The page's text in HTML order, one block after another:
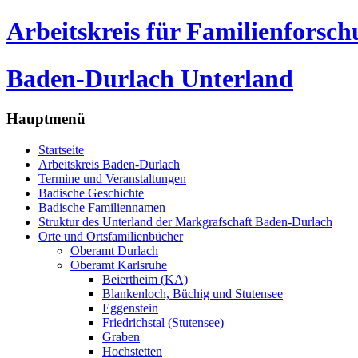
Arbeitskreis für
Baden-Durlach Unterland
Hauptmenü
Startseite
Arbeitskreis Baden-Durlach
Termine und Veranstaltungen
Badische Geschichte
Badische Familiennamen
Struktur des Unterland der Markgrafschaft Baden-Durlach
Orte und Ortsfamilienbücher
Oberamt Durlach
Oberamt Karlsruhe
Beiertheim (KA)
Blankenloch, Büchig und Stutensee
Eggenstein
Friedrichstal (Stutensee)
Graben
Hochstetten